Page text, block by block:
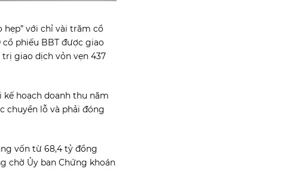
hẹp” với chỉ vài trăm cổ
phiếu BBT được giao
giao dịch vỏn vẹn 437
hoạch doanh thu năm
chuyển lỗ và phải đóng
vốn từ 68,4 tỷ đồng
chờ Ủy ban Chứng khoán